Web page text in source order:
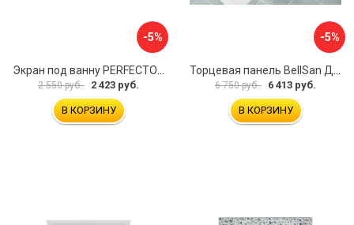
-5%
Экран под ванну PERFECTO LINEA 36-000157
2 550 руб. 2 423 руб.
В КОРЗИНУ
-5%
Торцевая панель BellSan Даниелла 4627171531049
6 750 руб. 6 413 руб.
В КОРЗИНУ